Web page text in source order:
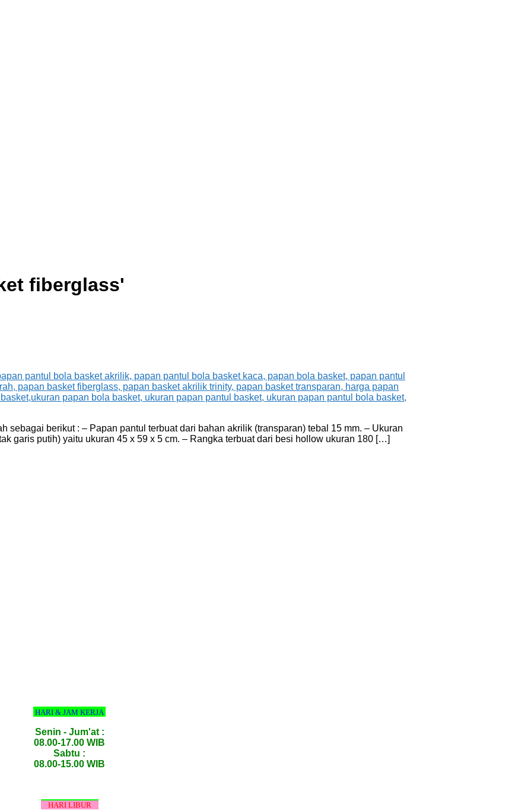
Dengan Harga Yang Murah
fiberglass'
sebagai berikut : – Papan pantul terbuat dari bahan akrilik (transparan) tebal 15 mm. – Ukuran
garis putih) yaitu ukuran 45 x 59 x 5 cm. – Rangka terbuat dari besi hollow ukuran 180 […]
HARI & JAM KERJA
Senin - Jum'at :
08.00-17.00 WIB
Sabtu :
08.00-15.00 WIB
HARI LIBUR